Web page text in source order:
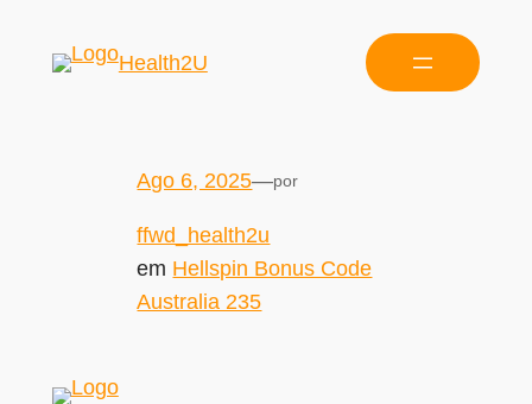
Health2U
Ago 6, 2025—por
ffwd_health2u
em Hellspin Bonus Code
Australia 235